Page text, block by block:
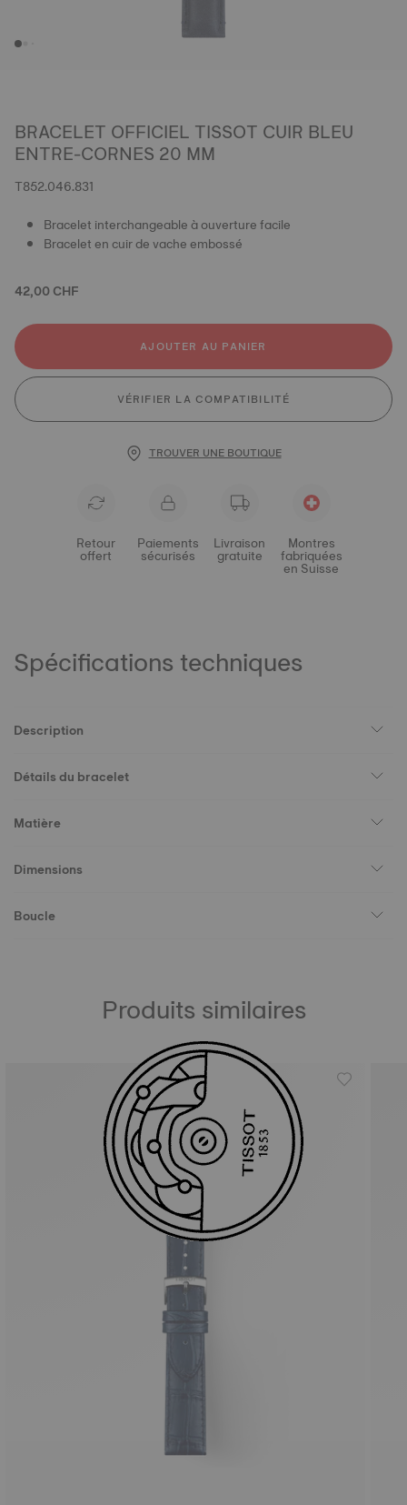
BRACELET OFFICIEL TISSOT CUIR BLEU
ENTRE-CORNES 20 MM
T852.046.831
Bracelet interchangeable à ouverture facile
Bracelet en cuir de vache embossé
42,00 CHF
AJOUTER AU PANIER
VÉRIFIER LA COMPATIBILITÉ
TROUVER UNE BOUTIQUE
Retour
offert
Paiements
sécurisés
Livraison
gratuite
Montres
fabriquées
en Suisse
Spécifications techniques
Description
Détails du bracelet
Matière
Dimensions
Boucle
Produits similaires